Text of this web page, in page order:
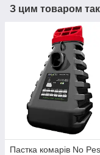
З цим товаром
Пастка комарів No